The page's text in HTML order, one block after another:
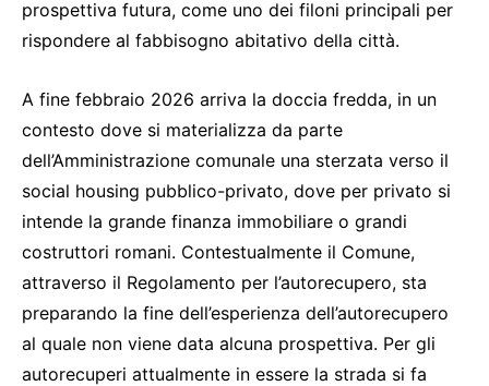
prospettiva futura, come uno dei filoni principali per
rispondere al fabbisogno abitativo della città.
A fine febbraio 2026 arriva la doccia fredda, in un
contesto dove si materializza da parte
dell’Amministrazione comunale una sterzata verso il
social housing pubblico-privato, dove per privato si
intende la grande finanza immobiliare o grandi
costruttori romani. Contestualmente il Comune,
attraverso il Regolamento per l’autorecupero, sta
preparando la fine dell’esperienza dell’autorecupero
al quale non viene data alcuna prospettiva. Per gli
autorecuperi attualmente in essere la strada si fa